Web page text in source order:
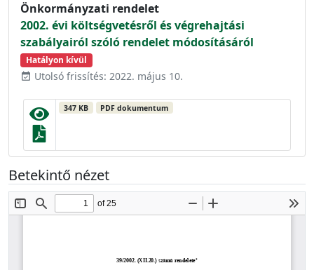
Önkormányzati rendelet
2002. évi költségvetésről és végrehajtási
szabályairól szóló rendelet módosításáról
Hatályon kívül
event_available Utolsó frissítés: 2022. május 10.
347 KB PDF dokumentum
Betekintő nézet